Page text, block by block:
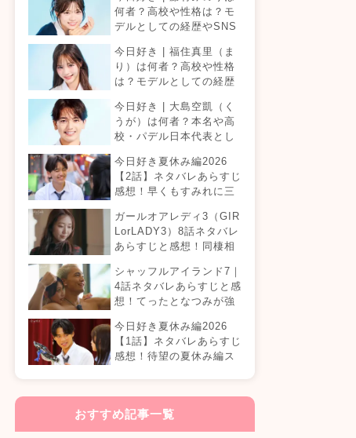
何者？高校や性格は？モ
デルとしての経歴やSNS
今日好き | 福住真里（ま
り）は何者？高校や性格
は？モデルとしての経歴
め！
今日好き | 大島空凱（く
うが）は何者？本名や高
校・パデル日本代表とし
ールまとめ！
今日好き夏休み編2026
【2話】ネタバレあらすじ
感想！早くもすみれに三
ルは生まれる？
ガールオアレディ3（GIR
LorLADY3）8話ネタバレ
あらすじと感想！同棲相
気持ちの変化は…？
シャッフルアイランド7｜
4話ネタバレあらすじと感
想！てったとなつみが強
カップル誕生！？
今日好き夏休み編2026
【1話】ネタバレあらすじ
感想！待望の夏休み編ス
おすすめ記事一覧